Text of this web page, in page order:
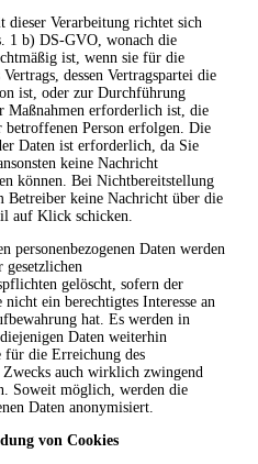
dieser Verarbeitung richtet sich
1 b) DS-GVO, wonach die
ist, wenn sie für die
dessen Vertragspartei die
ist, oder zur Durchführung
Maßnahmen erforderlich ist, die
betroffenen Person erfolgen. Die
Daten ist erforderlich, da Sie
keine Nachricht
können. Bei Nichtbereitstellung
Betreiber keine Nachricht über die
auf Klick schicken.
personenbezogenen Daten werden
gesetzlichen
gelöscht, sofern der
ein berechtigtes Interesse an
hat. Es werden in
Daten weiterhin
für die Erreichung des
Zwecks auch wirklich zwingend
Soweit möglich, werden die
Daten anonymisiert.
von Cookies